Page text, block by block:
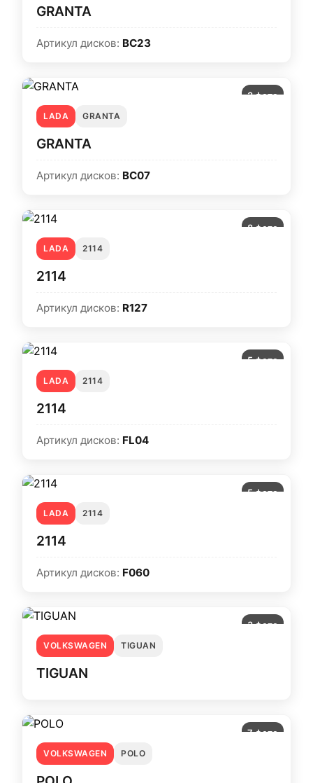
GRANTA
Артикул дисков: BC23
3 фото
LADA
GRANTA
GRANTA
Артикул дисков: BC07
8 фото
LADA
2114
2114
Артикул дисков: R127
5 фото
LADA
2114
2114
Артикул дисков: FL04
5 фото
LADA
2114
2114
Артикул дисков: F060
3 фото
VOLKSWAGEN
TIGUAN
TIGUAN
7 фото
VOLKSWAGEN
POLO